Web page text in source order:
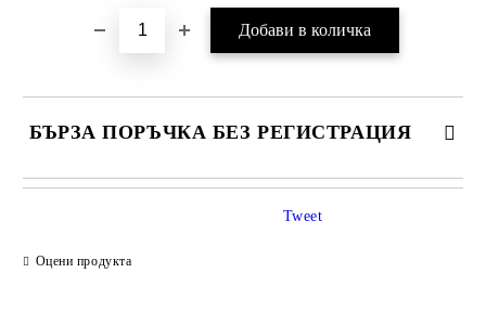
БЪРЗА ПОРЪЧКА БЕЗ РЕГИСТРАЦИЯ
Оцени продукта
Tweet